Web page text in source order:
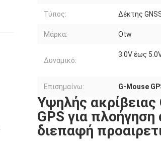
Τύπος: Δέκτης
Μάρκα: Otw
Δυναμικό:
3.0V έως
Επισημαίνω: G-Mouse
Υψηλής
GPS για
διεπαφή